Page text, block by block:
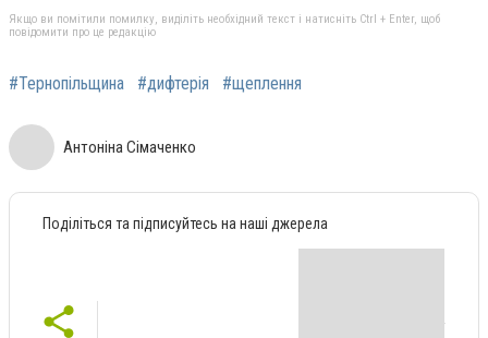
Якщо ви помітили помилку, виділіть необхідний текст і натисніть Ctrl + Enter, щоб
повідомити про це редакцію
#Тернопільщина #дифтерія #щеплення
Антоніна Сімаченко
Поділіться та підписуйтесь на наші джерела